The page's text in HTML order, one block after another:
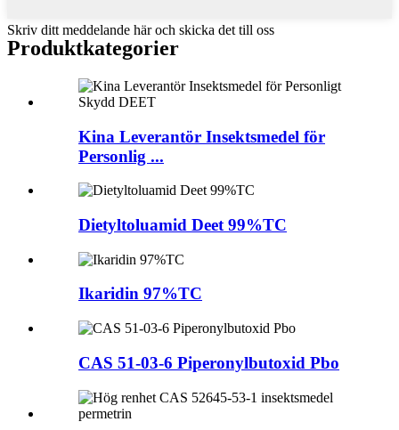
Skriv ditt meddelande här och skicka det till oss
Produktkategorier
Kina Leverantör Insektsmedel för
Personlig ...
Dietyltoluamid Deet 99%TC
Ikaridin 97%TC
CAS 51-03-6 Piperonylbutoxid Pbo